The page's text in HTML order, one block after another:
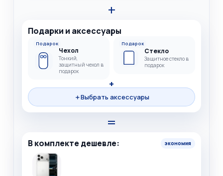
+
Подарки и аксессуары
Подарок
Чехол
Тонкий,
защитный чехол в
подарок
Подарок
Стекло
Защитное стекло в
подарок
+
＋Выбрать аксессуары
=
В комплекте дешевле: экономия